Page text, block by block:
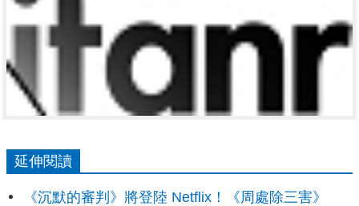
延伸閱讀
《沉默的審判》將登陸 Netflix！《周處除三害》